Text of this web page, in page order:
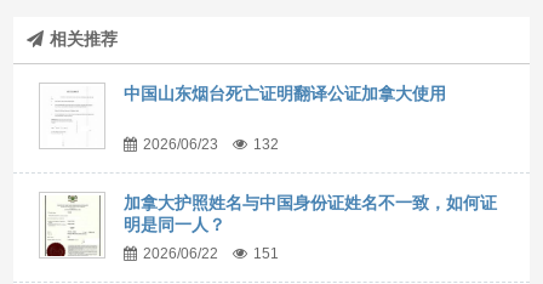
相关推荐
中国山东烟台死亡证明翻译公证加拿大使用
2026/06/23 132
加拿大护照姓名与中国身份证姓名不一致，如何证
明是同一人？
2026/06/22 151